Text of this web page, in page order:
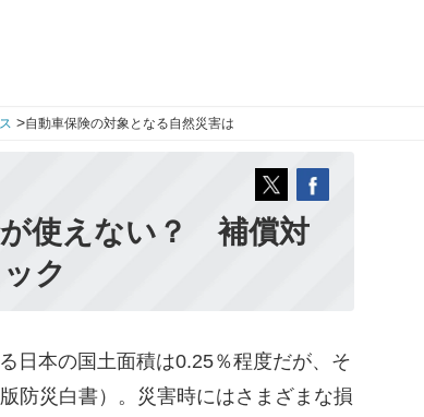
>自動車保険の対象となる自然災害は
が使えない？ 補償対
ク
日本の国土面積は0.25％程度だが、そ
防災白書）。災害時にはさまざまな損